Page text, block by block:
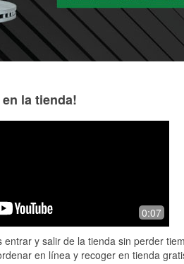
Solid knowledge and experience here.
The staff had deep knowledge of all
in each area. They know and play
go...Read More
la tienda!
0:07
y salir de la tienda sin perder
en línea y recoger en tienda